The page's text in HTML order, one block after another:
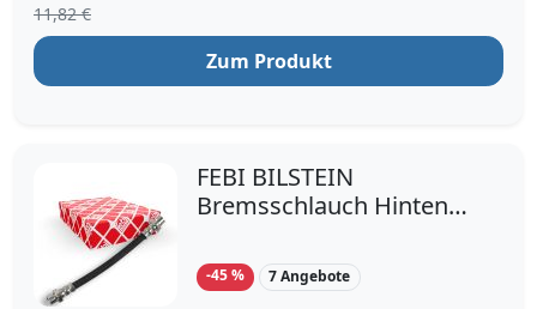
11,82 €
Zum Produkt
FEBI BILSTEIN
Bremsschlauch Hinten
1 X1
-45 % 7 Angebote